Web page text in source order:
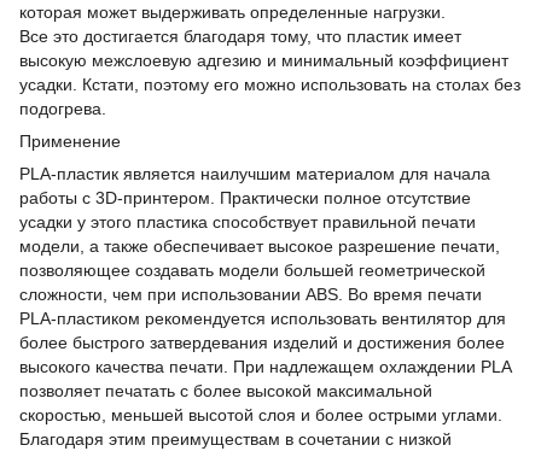
которая может выдерживать определенные нагрузки.
Все это достигается благодаря тому, что пластик имеет
высокую межслоевую адгезию и минимальный коэффициент
усадки. Кстати, поэтому его можно использовать на столах без
подогрева.
Применение
PLA-пластик является наилучшим материалом для начала
работы с 3D-принтером. Практически полное отсутствие
усадки у этого пластика способствует правильной печати
модели, а также обеспечивает высокое разрешение печати,
позволяющее создавать модели большей геометрическoй
сложности, чем при использовании ABS. Во время печати
PLA-пластиком рекомендуется использовать вентилятор для
более быстрого затвердевания изделий и достижения более
высокого качества печати. При надлежащем охлаждении PLA
позволяет печатать с более высокой максимальной
скоростью, меньшей высотой слоя и более острыми углами.
Благодаря этим преимуществам в сочетании с низкой